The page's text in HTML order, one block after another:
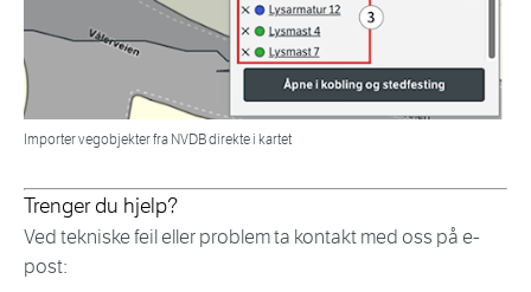
Importer vegobjekter fra NVDB direkte i kartet
Trenger du hjelp?
Ved tekniske feil eller problem ta kontakt med oss på e-
post: